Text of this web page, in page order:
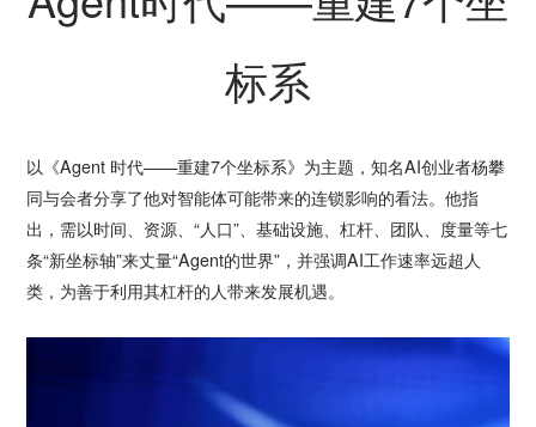
标系
以《Agent 时代——重建7个坐标系》为主题，知名AI创业者杨攀
同与会者分享了他对智能体可能带来的连锁影响的看法。他指
出，需以时间、资源、“人口”、基础设施、杠杆、团队、度量等七
条“新坐标轴”来丈量“Agent的世界”，并强调AI工作速率远超人
类，为善于利用其杠杆的人带来发展机遇。